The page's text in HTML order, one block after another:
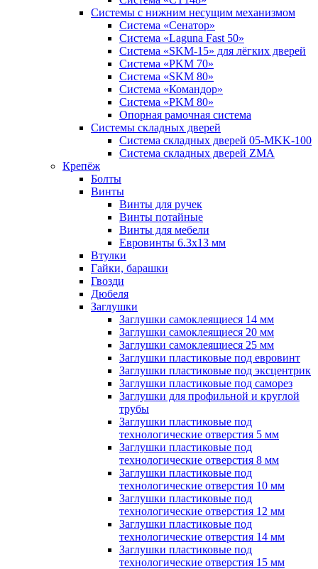
Системы с нижним несущим механизмом
Система «Сенатор»
Система «Laguna Fast 50»
Система «SKM-15» для лёгких дверей
Система «PKM 70»
Система «SKM 80»
Система «Командор»
Система «PKM 80»
Опорная рамочная система
Системы складных дверей
Система складных дверей 05-MKK-100
Система складных дверей ZMA
Крепёж
Болты
Винты
Винты для ручек
Винты потайные
Винты для мебели
Евровинты 6.3х13 мм
Втулки
Гайки, барашки
Гвозди
Дюбеля
Заглушки
Заглушки самоклеящиеся 14 мм
Заглушки самоклеящиеся 20 мм
Заглушки самоклеящиеся 25 мм
Заглушки пластиковые под евровинт
Заглушки пластиковые под эксцентрик
Заглушки пластиковые под саморез
Заглушки для профильной и круглой
трубы
Заглушки пластиковые под
технологические отверстия 5 мм
Заглушки пластиковые под
технологические отверстия 8 мм
Заглушки пластиковые под
технологические отверстия 10 мм
Заглушки пластиковые под
технологические отверстия 12 мм
Заглушки пластиковые под
технологические отверстия 14 мм
Заглушки пластиковые под
технологические отверстия 15 мм